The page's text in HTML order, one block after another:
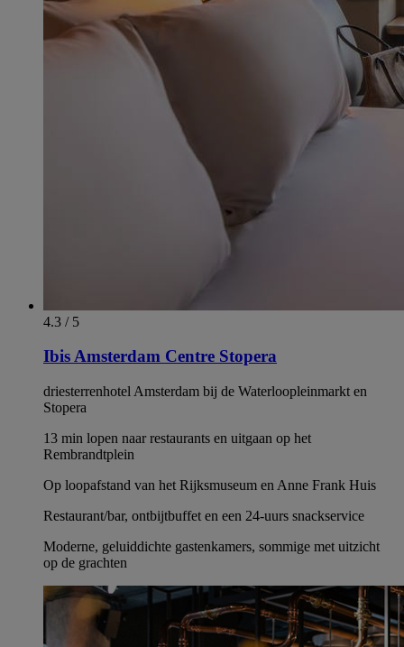
4.3 / 5
Ibis Amsterdam Centre Stopera
driesterrenhotel Amsterdam bij de Waterloopleinmarkt en
Stopera
13 min lopen naar restaurants en uitgaan op het
Rembrandtplein
Op loopafstand van het Rijksmuseum en Anne Frank Huis
Restaurant/bar, ontbijtbuffet en een 24-uurs snackservice
Moderne, geluiddichte gastenkamers, sommige met uitzicht
op de grachten